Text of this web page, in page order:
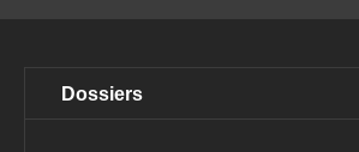
Dossiers